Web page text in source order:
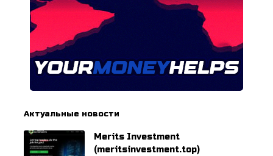
Актуальные новости
Merits Investment
(meritsinvestment.top)